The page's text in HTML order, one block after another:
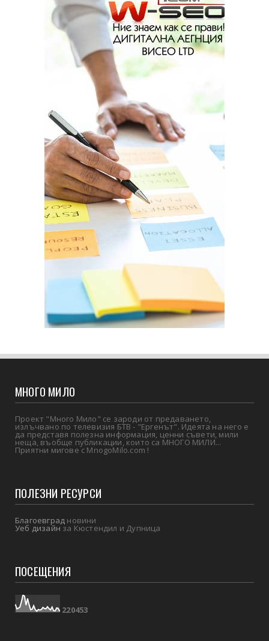
МНОГО МИЛО
Проект "Много Мило" се зароди от предаването,
излъчвано по телевизия БТВ - "Ергенът". Идеята на него е
да представя полезна информация, ценни съвети, мили
неща, въобще публикации, които са МНОГО МИЛИ...
Приятни мигове с MnogoMilo.com !
ПОЛЕЗНИ РЕСУРСИ
Благоевград новини
Уеб дизайнза Кюстендил и Дупница
ПОСЕЩЕНИЯ
220453